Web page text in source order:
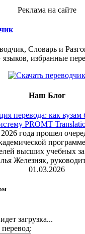
Реклама на сайте
Словарь и
языков, избранные
Наш Блог
перевода: как вузам
PROMT
года прошел
высших учебных
Железняк,
01.03.2026
идет загрузка...